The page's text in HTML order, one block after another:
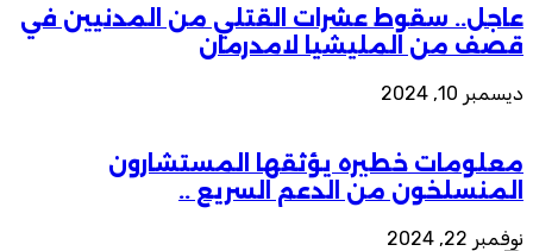
عاجل.. سقوط عشرات القتلي من المدنيين في
قصف من المليشيا لامدرمان
ديسمبر 10, 2024
معلومات خطيره يؤثقها المستشارون
المنسلخون من الدعم السريع ..
نوفمبر 22, 2024